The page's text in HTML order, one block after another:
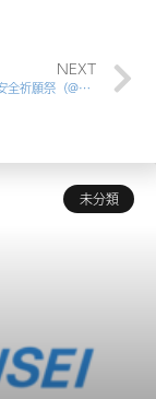
NEXT
くにさきの郷 安全祈願祭（@＾О＾@）
未分類